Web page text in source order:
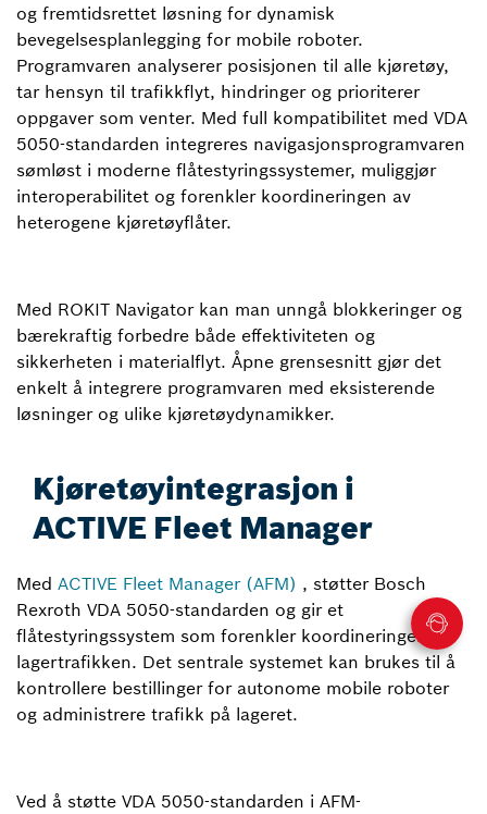
og fremtidsrettet løsning for dynamisk
bevegelsesplanlegging for mobile roboter.
Programvaren analyserer posisjonen til alle kjøretøy,
tar hensyn til trafikkflyt, hindringer og prioriterer
oppgaver som venter. Med full kompatibilitet med VDA
5050-standarden integreres navigasjonsprogramvaren
sømløst i moderne flåtestyringssystemer, muliggjør
interoperabilitet og forenkler koordineringen av
heterogene kjøretøyflåter.
Med ROKIT Navigator kan man unngå blokkeringer og
bærekraftig forbedre både effektiviteten og
sikkerheten i materialflyt. Åpne grensesnitt gjør det
enkelt å integrere programvaren med eksisterende
løsninger og ulike kjøretøydynamikker.
Kjøretøyintegrasjon i
ACTIVE Fleet Manager
Med ACTIVE Fleet Manager (AFM) , støtter Bosch
Rexroth VDA 5050-standarden og gir et
flåtestyringssystem som forenkler koordineringen av
lagertrafikken. Det sentrale systemet kan brukes til å
kontrollere bestillinger for autonome mobile roboter
og administrere trafikk på lageret.
Ved å støtte VDA 5050-standarden i AFM-